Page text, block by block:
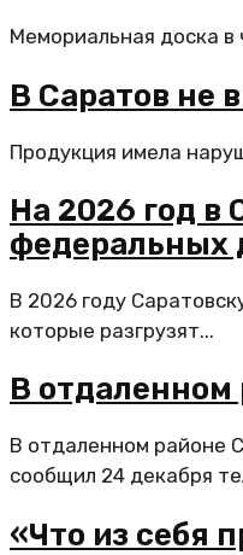
Мемориальная доска в
В Саратов не
Продукция имела
На 2026 год в
федеральных
В 2026 году
которые разгрузят...
В отдаленном
В отдаленном районе
сообщил 24 декабря
«Что из себя